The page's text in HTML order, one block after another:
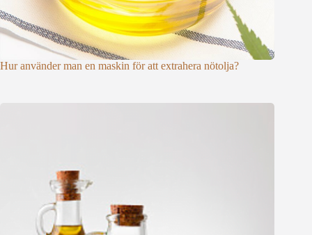
Hur använder man en maskin för att extrahera nötolja?